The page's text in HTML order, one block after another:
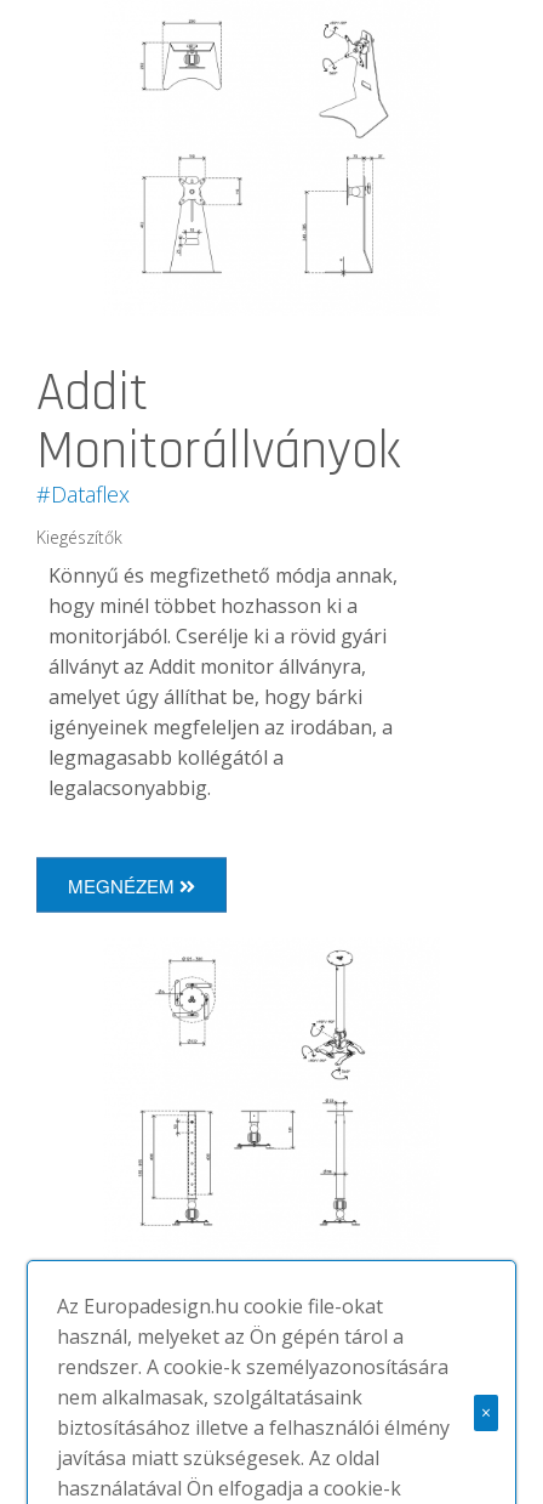
Addit
Monitorállványok
#Dataflex
Kiegészítők
Könnyű és megfizethető módja annak,
hogy minél többet hozhasson ki a
monitorjából. Cserélje ki a rövid gyári
állványt az Addit monitor állványra,
amelyet úgy állíthat be, hogy bárki
igényeinek megfeleljen az irodában, a
legmagasabb kollégától a
legalacsonyabbig.
MEGNÉZEM
Addit AV megoldások
#Dataflex
Kiegészítők
Kevés modern iroda képes működni
televízió vagy kivetítő nélkül. De sok
Az Europadesign.hu cookie file-okat
használ, melyeket az Ön gépén tárol a
rendszer. A cookie-k személyazonosítására
nem alkalmasak, szolgáltatásaink
biztosításához illetve a felhasználói élmény
javítása miatt szükségesek. Az oldal
használatával Ön elfogadja a cookie-k
×